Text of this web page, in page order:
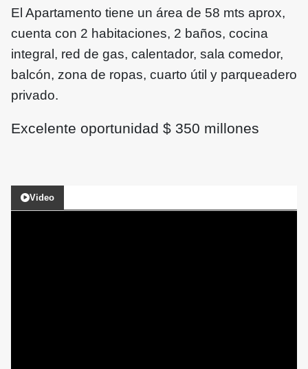
El Apartamento tiene un área de 58 mts aprox,
cuenta con 2 habitaciones, 2 baños, cocina
integral, red de gas, calentador, sala comedor,
balcón, zona de ropas, cuarto útil y parqueadero
privado.
Excelente oportunidad $ 350 millones
Video